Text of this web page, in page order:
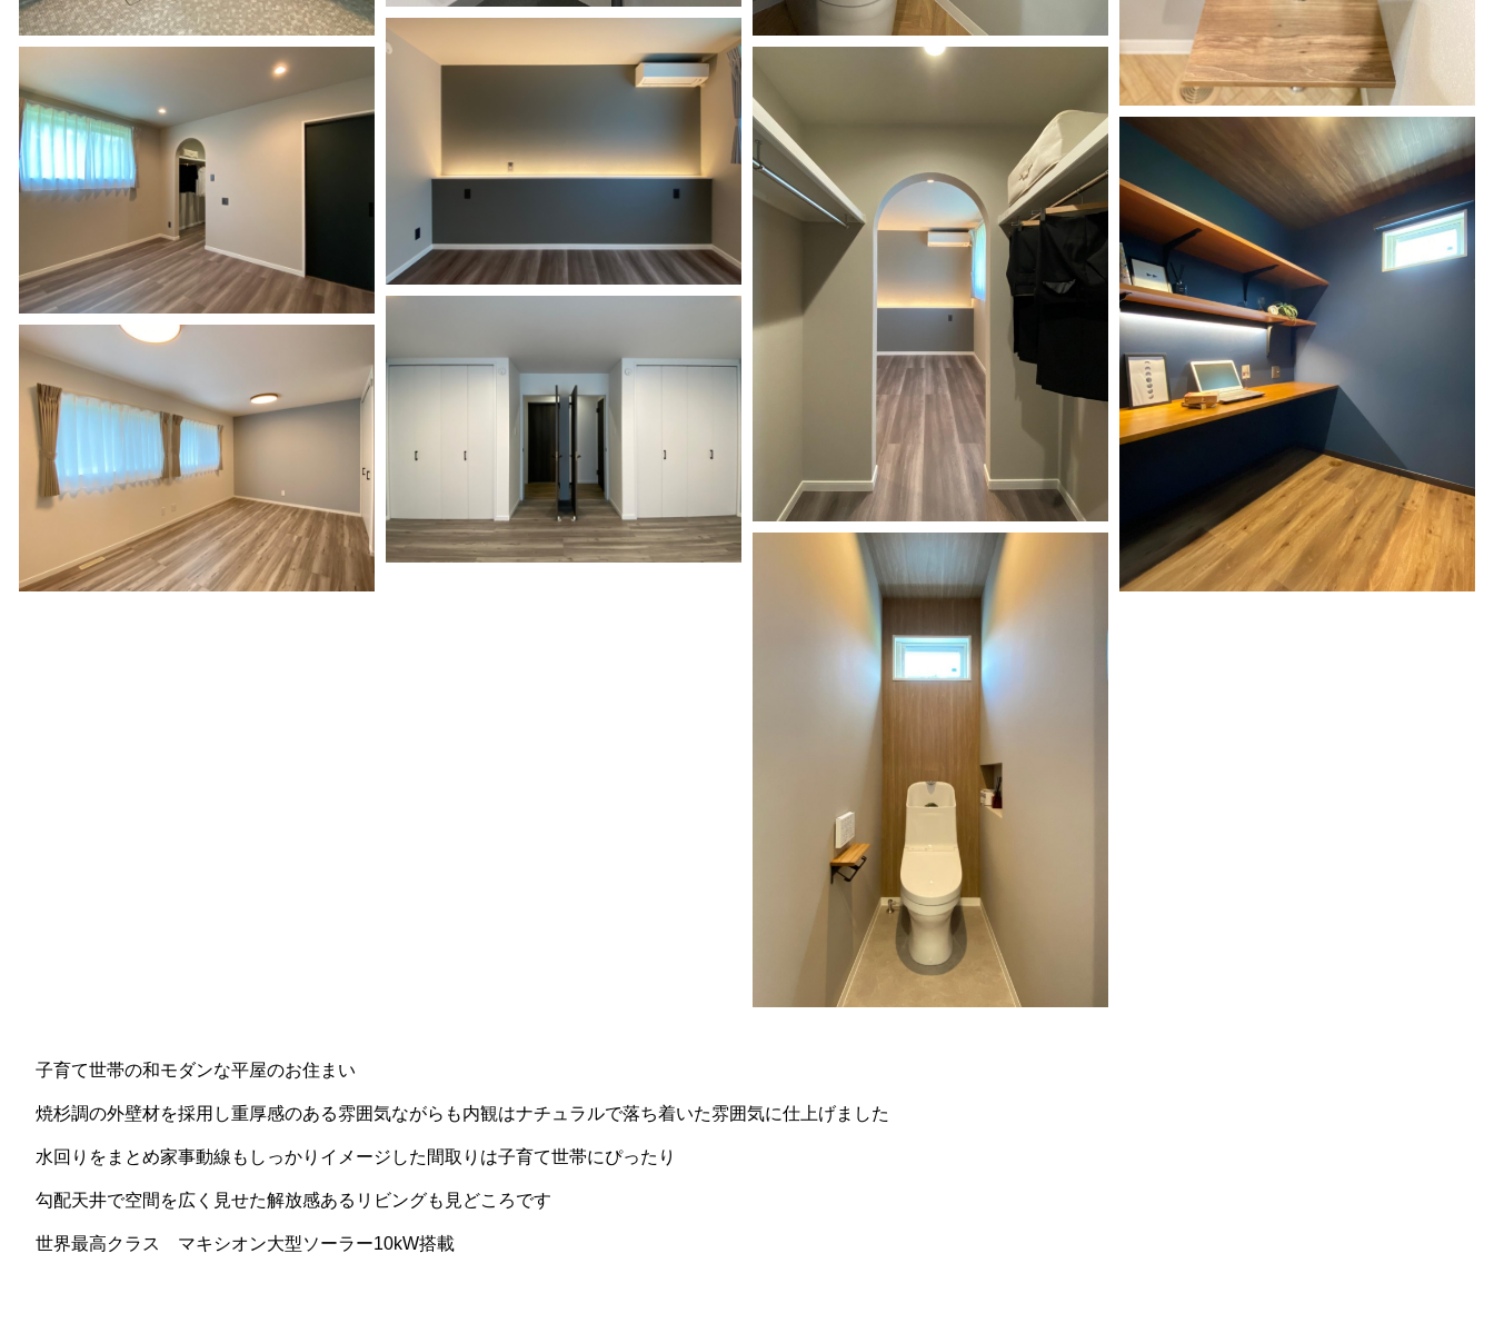
子育て世帯の和モダンな平屋のお住まい
焼杉調の外壁材を採用し重厚感のある雰囲気ながらも内観はナチュラルで落ち着いた雰囲気に仕上げました
水回りをまとめ家事動線もしっかりイメージした間取りは子育て世帯にぴったり
勾配天井で空間を広く見せた解放感あるリビングも見どころです
世界最高クラス マキシオン大型ソーラー10kW搭載